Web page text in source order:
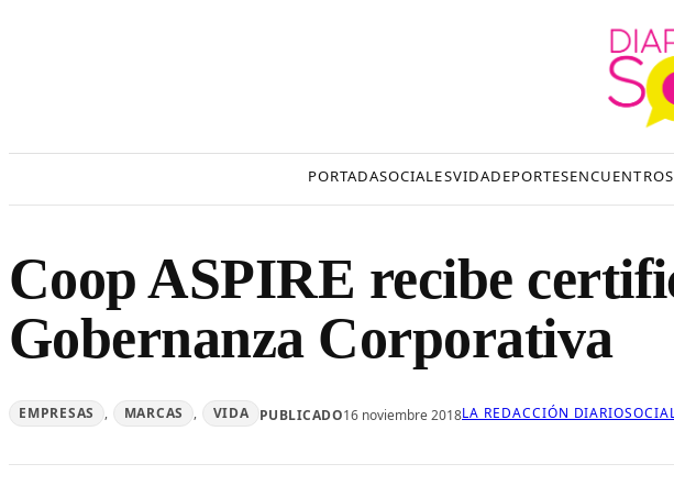
PORTADASOCIALESVIDADEPORTESENCUENTROS
Coop ASPIRE recibe
Gobernanza Corporativa
EMPRESAS , MARCAS , VIDA PUBLICADO16 noviembre 2018LA REDACCIÓN